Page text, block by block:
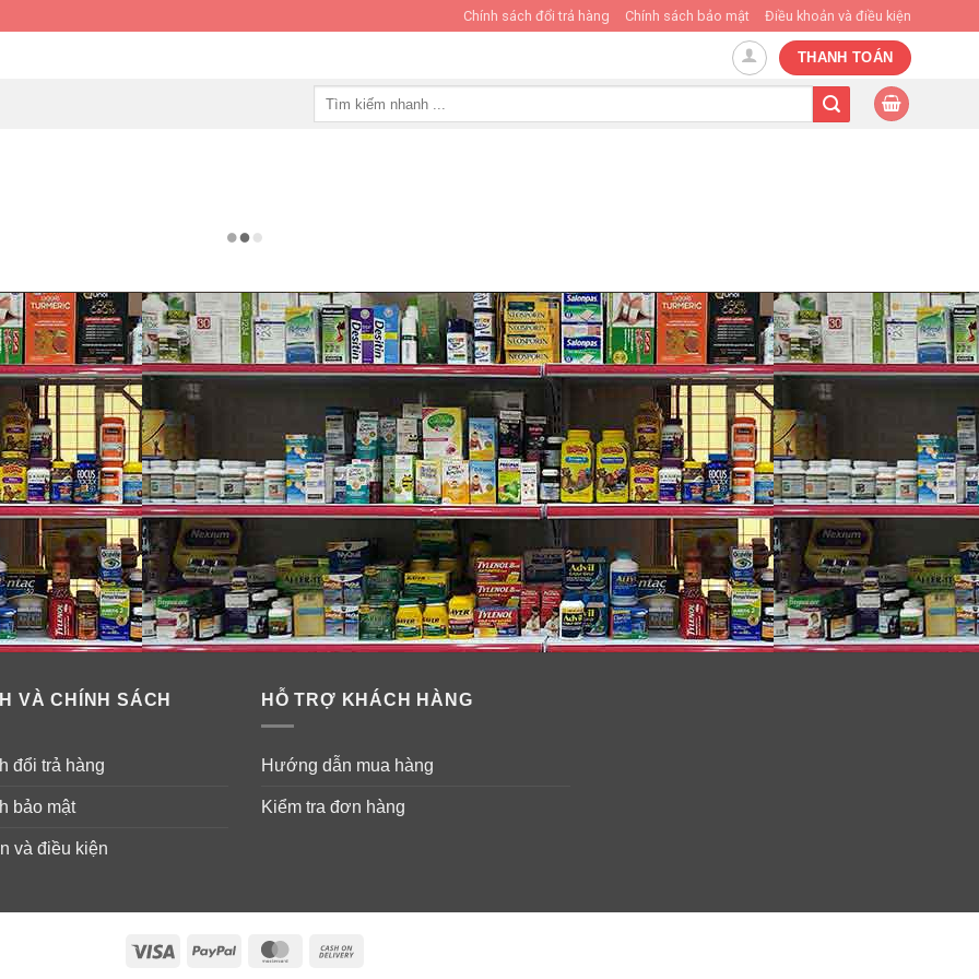
Chính sách đổi trả hàng Chính sách bảo mật Điều khoản và điều kiện
THANH TOÁN
VÀ CHÍNH SÁCH
đổi trả hàng
bảo mật
và điều kiện
HỖ TRỢ KHÁCH HÀNG
Hướng dẫn mua hàng
Kiểm tra đơn hàng
Visa PayPal MasterCard